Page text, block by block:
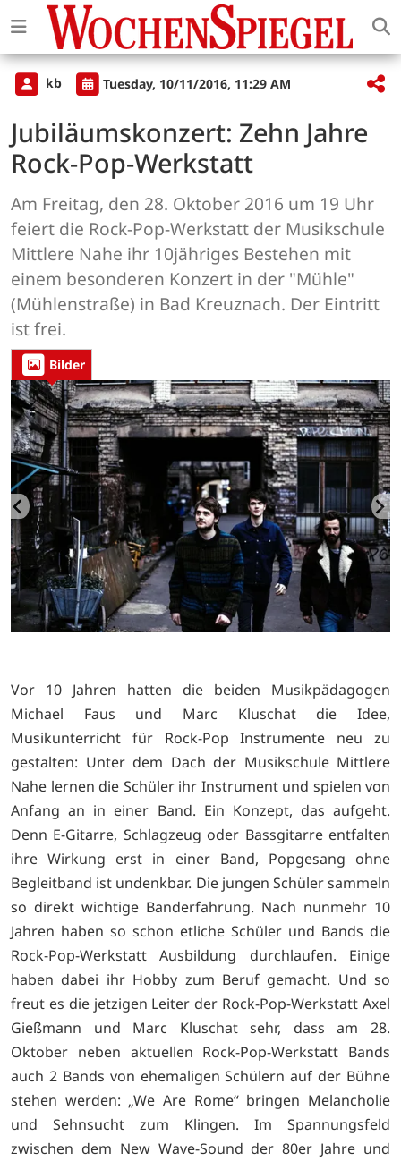
kb Tuesday, 10/11/2016, 11:29 AM
Jubiläumskonzert: Zehn Jahre
Rock-Pop-Werkstatt
Am Freitag, den 28. Oktober 2016 um 19 Uhr
feiert die Rock-Pop-Werkstatt der Musikschule
Mittlere Nahe ihr 10jähriges Bestehen mit
einem besonderen Konzert in der "Mühle"
(Mühlenstraße) in Bad Kreuznach. Der Eintritt
ist frei.
Bilder
Vor 10 Jahren hatten die beiden Musikpädagogen
Michael Faus und Marc Kluschat die Idee,
Musikunterricht für Rock-Pop Instrumente neu zu
gestalten: Unter dem Dach der Musikschule Mittlere
Nahe lernen die Schüler ihr Instrument und spielen von
Anfang an in einer Band. Ein Konzept, das aufgeht.
Denn E-Gitarre, Schlagzeug oder Bassgitarre entfalten
ihre Wirkung erst in einer Band, Popgesang ohne
Begleitband ist undenkbar. Die jungen Schüler sammeln
so direkt wichtige Banderfahrung. Nach nunmehr 10
Jahren haben so schon etliche Schüler und Bands die
Rock-Pop-Werkstatt Ausbildung durchlaufen. Einige
haben dabei ihr Hobby zum Beruf gemacht. Und so
freut es die jetzigen Leiter der Rock-Pop-Werkstatt Axel
Gießmann und Marc Kluschat sehr, dass am 28.
Oktober neben aktuellen Rock-Pop-Werkstatt Bands
auch 2 Bands von ehemaligen Schülern auf der Bühne
stehen werden: „We Are Rome“ bringen Melancholie
und Sehnsucht zum Klingen. Im Spannungsfeld
zwischen dem New Wave-Sound der 80er Jahre und